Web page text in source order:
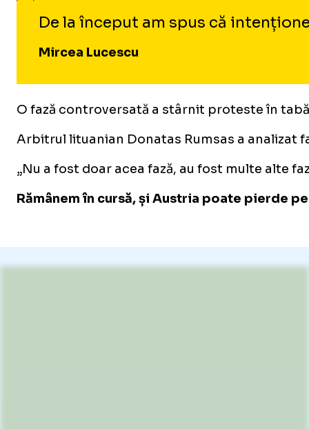
De la început am spus că
Mircea Lucescu
O fază controversată a stârnit proteste în
Arbitrul lituanian Donatas Rumsas a analizat
„Nu a fost doar acea fază, au fost multe alte
Rămânem în cursă, și Austria poate pierde